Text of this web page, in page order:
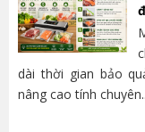
dài thời gian bảo
nâng cao tính